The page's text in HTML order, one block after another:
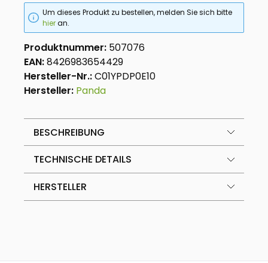
Um dieses Produkt zu bestellen, melden Sie sich bitte
hieran.
Produktnummer: 507076
EAN:8426983654429
Hersteller-Nr.:C01YPDP0E10
Hersteller: Panda
BESCHREIBUNG
TECHNISCHE DETAILS
HERSTELLER